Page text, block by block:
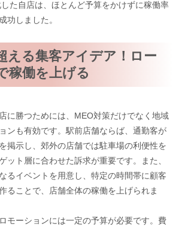
た自店は、ほとんど予算をかけずに稼働率
功しました。
える集客アイデア！ロー
稼働を上げる
に勝つためには、MEO対策だけでなく地域
ンも有効です。駅前店舗ならば、通勤客が
掲示し、郊外の店舗では駐車場の利便性を
ット層に合わせた訴求が重要です。また、
るイベントを用意し、特定の時間帯に顧客
ることで、店舗全体の稼働を上げられま
モーションには一定の予算が必要です。費